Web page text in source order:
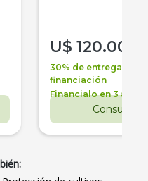
U$ 120.000
30% de entrega +
financiación
Financialo en 3 años
Consultar